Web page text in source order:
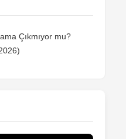
Çıkmıyor mu?